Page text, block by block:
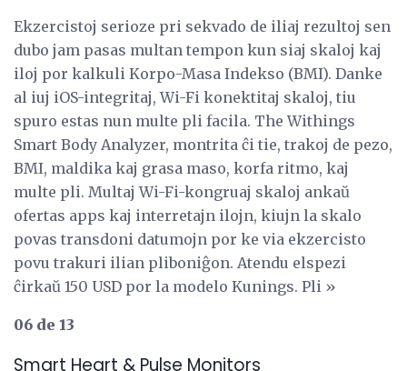
Ekzercistoj serioze pri sekvado de iliaj rezultoj sen
dubo jam pasas multan tempon kun siaj skaloj kaj
iloj por kalkuli Korpo-Masa Indekso (BMI). Danke
al iuj iOS-integritaj, Wi-Fi konektitaj skaloj, tiu
spuro estas nun multe pli facila. The Withings
Smart Body Analyzer, montrita ĉi tie, trakoj de pezo,
BMI, maldika kaj grasa maso, korfa ritmo, kaj
multe pli. Multaj Wi-Fi-kongruaj skaloj ankaŭ
ofertas apps kaj interretajn ilojn, kiujn la skalo
povas transdoni datumojn por ke via ekzercisto
povu trakuri ilian pliboniĝon. Atendu elspezi
ĉirkaŭ 150 USD por la modelo Kunings. Pli »
06 de 13
Smart Heart & Pulse Monitors